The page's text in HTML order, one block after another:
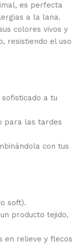
es perfecta
a la lana.
colores vivos y
resistiendo el uso
a tu
para las tardes
con tus
soft).
producto tejido,
en relieve y flecos